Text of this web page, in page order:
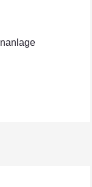
bei Ihrem